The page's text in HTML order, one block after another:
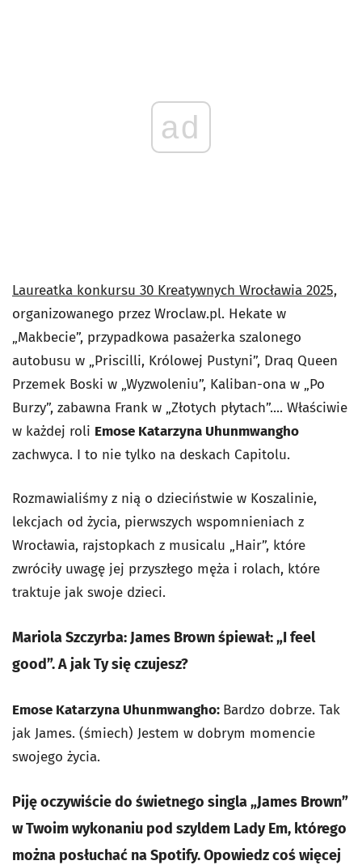
ad
Laureatka konkursu 30 Kreatywnych Wrocławia 2025,
organizowanego przez Wroclaw.pl. Hekate w
„Makbecie”, przypadkowa pasażerka szalonego
autobusu w „Priscilli, Królowej Pustyni”, Draq Queen
Przemek Boski w „Wyzwoleniu”, Kaliban-ona w „Po
Burzy”, zabawna Frank w „Złotych płytach”.... Właściwie
w każdej roli Emose Katarzyna Uhunmwangho
zachwyca. I to nie tylko na deskach Capitolu.
Rozmawialiśmy z nią o dzieciństwie w Koszalinie,
lekcjach od życia, pierwszych wspomnieniach z
Wrocławia, rajstopkach z musicalu „Hair”, które
zwróciły uwagę jej przyszłego męża i rolach, które
traktuje jak swoje dzieci.
Mariola Szczyrba: James Brown śpiewał: „I feel
good”. A jak Ty się czujesz?
Emose Katarzyna Uhunmwangho: Bardzo dobrze. Tak
jak James. (śmiech) Jestem w dobrym momencie
swojego życia.
Piję oczywiście do świetnego singla „James Brown”
w Twoim wykonaniu pod szyldem Lady Em, którego
można posłuchać na Spotify. Opowiedz coś więcej